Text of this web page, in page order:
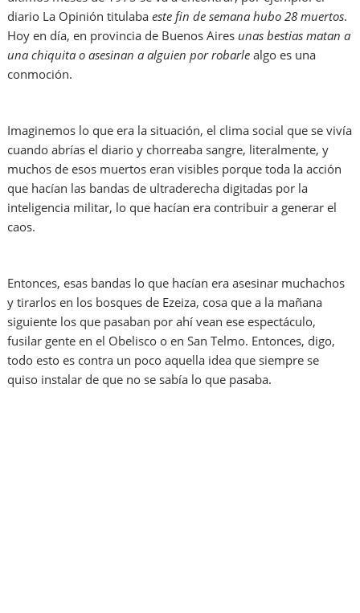
diario La Opinión titulabaeste fin de semana hubo 28 muertos.
Hoy en día, en provincia de Buenos Airesunas bestias matan a
una chiquita o asesinan a alguien por robarle algo es una
conmoción.
Imaginemos lo que era la situación, el clima social que se vivía
cuando abrías el diario y chorreaba sangre, literalmente, y
muchos de esos muertos eran visibles porque toda la acción
que hacían las bandas de ultraderecha digitadas por la
inteligencia militar, lo que hacían era contribuir a generar el
caos.
Entonces, esas bandas lo que hacían era asesinar muchachos
y tirarlos en los bosques de Ezeiza, cosa que a la mañana
siguiente los que pasaban por ahí vean ese espectáculo,
fusilar gente en el Obelisco o en San Telmo. Entonces, digo,
todo esto es contra un poco aquella idea que siempre se
quiso instalar de que no se sabía lo que pasaba.